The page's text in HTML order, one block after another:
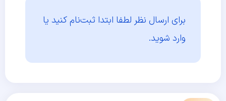
برای ارسال نظر لطفا ابتدا ثبت‌نام کنید یا
وارد شوید.